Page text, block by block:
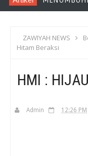
ZAWIYAH NEWS
Hitam Beraksi
HMI :
Admin 12:26 PM